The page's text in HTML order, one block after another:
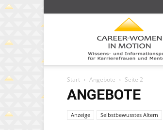
Start Angebote Seite 2
ANGEBOTE
Anzeige Selbstbewusstes Altern